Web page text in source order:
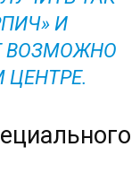
И
ВОЗМОЖНО
ЦЕНТРЕ.